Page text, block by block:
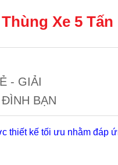
Xe 5 Tấn
- GIẢI
BẠN
thiết kế tối ưu nhằm đáp